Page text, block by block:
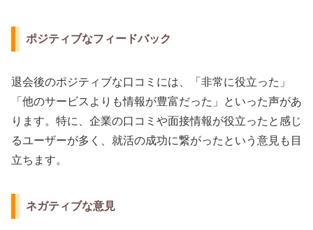
ポジティブなフィードバック
退会後のポジティブな口コミには、「非常に役立った」
「他のサービスよりも情報が豊富だった」といった声があ
ります。特に、企業の口コミや面接情報が役立ったと感じ
るユーザーが多く、就活の成功に繋がったという意見も目
立ちます。
ネガティブな意見